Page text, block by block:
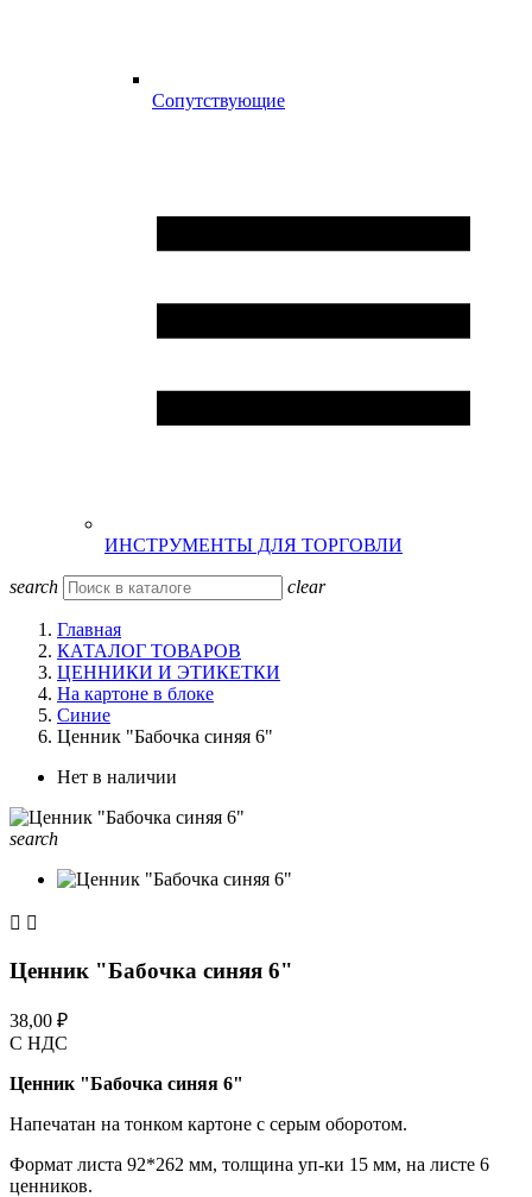
Сопутствующие
ИНСТРУМЕНТЫ ДЛЯ ТОРГОВЛИ
search clear
Главная
КАТАЛОГ ТОВАРОВ
ЦЕННИКИ И ЭТИКЕТКИ
На картоне в блоке
Синие
Ценник "Бабочка синяя 6"
Нет в наличии
search
 
Ценник "Бабочка синяя 6"
38,00 ₽
С НДС
Ценник "Бабочка синяя 6"
Напечатан на тонком картоне с серым оборотом.
Формат листа 92*262 мм, толщина уп-ки 15 мм, на листе 6
ценников.